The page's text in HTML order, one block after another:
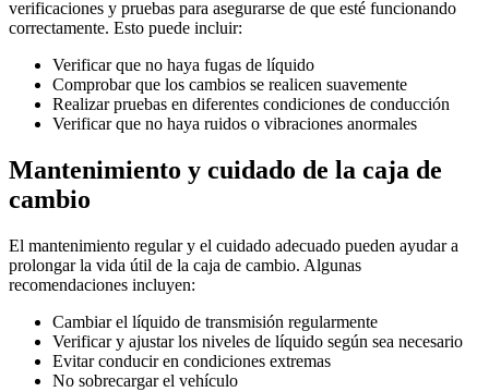
verificaciones y pruebas para asegurarse de que esté funcionando
correctamente. Esto puede incluir:
Verificar que no haya fugas de líquido
Comprobar que los cambios se realicen suavemente
Realizar pruebas en diferentes condiciones de conducción
Verificar que no haya ruidos o vibraciones anormales
Mantenimiento y cuidado de la caja de
cambio
El mantenimiento regular y el cuidado adecuado pueden ayudar a
prolongar la vida útil de la caja de cambio. Algunas
recomendaciones incluyen:
Cambiar el líquido de transmisión regularmente
Verificar y ajustar los niveles de líquido según sea necesario
Evitar conducir en condiciones extremas
No sobrecargar el vehículo